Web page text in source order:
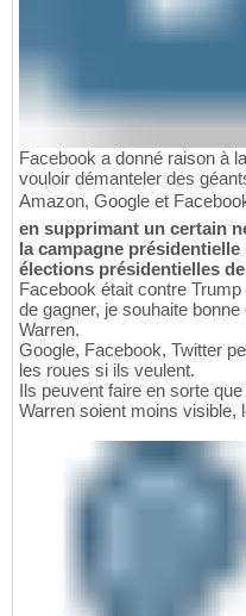
Facebook a donné raison à
vouloir démanteler des
Amazon, Google et
en supprimant un certain
la campagne
élections présidentielles de
Facebook était contre
de gagner, je souhaite
Warren.
Google, Facebook, Twitter
les roues si ils veulent.
Ils peuvent faire en sorte
Warren soient moins visible,